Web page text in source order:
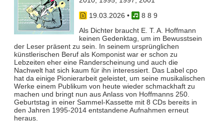
19.03.2026 •
8 8 9
Als Dichter braucht E. T. A. Hoffmann
keinen Gedenktag, um im Bewusstsein
der Leser präsent zu sein. In seinem ursprünglichen
künstlerischen Beruf als Komponist war er schon zu
Lebzeiten eher eine Randerscheinung und auch die
Nachwelt hat sich kaum für ihn interessiert. Das Label cpo
hat da einige Pionierarbeit geleistet, um seine musikalischen
Werke einem Publikum von heute wieder schmackhaft zu
machen und bringt nun aus Anlass von Hoffmanns 250.
Geburtstag in einer Sammel-Kassette mit 8 CDs bereits in
den Jahren 1995-2014 entstandene Aufnahmen erneut
heraus.